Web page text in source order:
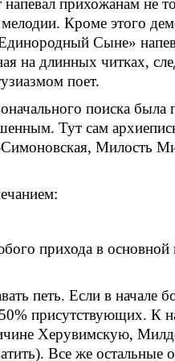
прихожанам не
Кроме этого
Сыне»
на длинных читках,
поет.
поиска была
Тут сам
Милость
прихода в основной
петь. Если в начале
присутствующих. К
Херувимскую,
Все же остальные